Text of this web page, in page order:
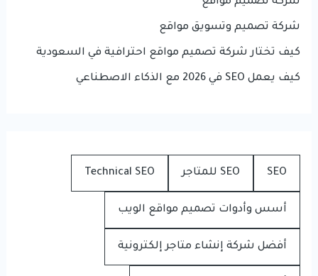
شركة تصميم وتسويق مواقع
كيف تختار شركة تصميم مواقع احترافية في السعودية
كيف يعمل SEO في 2026 مع الذكاء الاصطناعي
SEO SEO للمتاجر Technical SEO
أسس وأدوات تصميم مواقع الويب
أفضل شركة إنشاء متاجر إلكترونية